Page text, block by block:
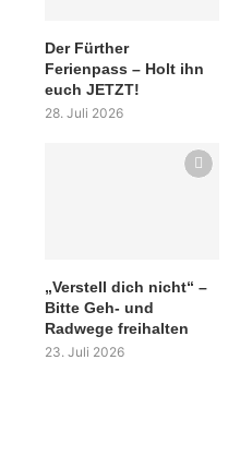
Der Fürther
Ferienpass – Holt ihn
euch JETZT!
28. Juli 2026
„Verstell dich nicht“ –
Bitte Geh- und
Radwege freihalten
23. Juli 2026